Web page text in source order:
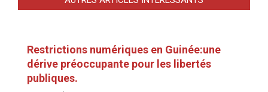
Restrictions numériques en Guinée:une
dérive préoccupante pour les libertés
publiques.